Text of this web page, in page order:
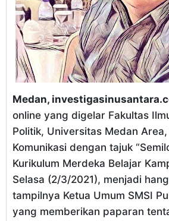
Medan,
online yang digelar Fakultas
Politik, Universitas Medan
Komunikasi dengan tajuk
Kurikulum Merdeka Belajar
Selasa (2/3/2021), menjadi
tampilnya Ketua Umum SMSI
yang memberikan paparan